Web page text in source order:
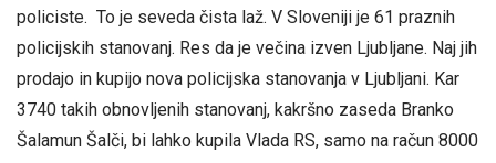
policiste. To je seveda čista laž. V Sloveniji je 61 praznih
policijskih stanovanj. Res da je večina izven Ljubljane. Naj jih
prodajo in kupijo nova policijska stanovanja v Ljubljani. Kar
3740 takih obnovljenih stanovanj, kakršno zaseda Branko
Šalamun Šalči, bi lahko kupila Vlada RS, samo na račun 8000